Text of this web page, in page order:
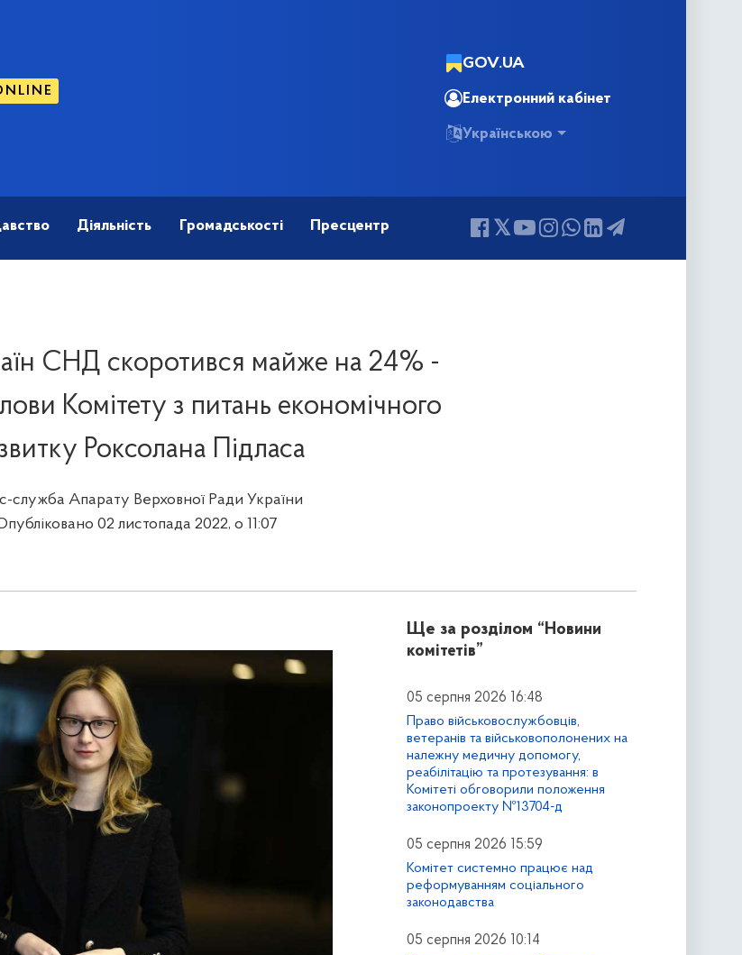
GOV.UA
Електронний кабінет
Українською
Діяльність Громадськості Пресцентр
СНД скоротився майже на 24% -
Комітету з питань економічного
Роксолана Підласа
служба Апарату Верховної Ради України
02 листопада 2022, о 11:07
Ще за розділом “Новини
комітетів”
05 серпня 2026 16:48
Право військовослужбовців,
ветеранів та військовополонених на
належну медичну допомогу,
реабілітацію та протезування: в
Комітеті обговорили положення
законопроекту №13704-д
05 серпня 2026 15:59
Комітет системно працює над
реформуванням соціального
законодавства
05 серпня 2026 10:14